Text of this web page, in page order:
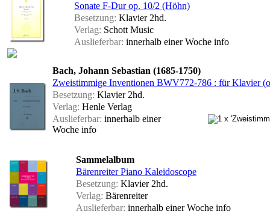
Sonate F-Dur op. 10/2 (Höhn)
Besetzung: Klavier 2hd.
Verlag: Schott Music
Auslieferbar: innerhalb einer Woche info
Bach, Johann Sebastian (1685-1750)
Zweistimmige Inventionen BWV772-786 : für Klavier
Besetzung: Klavier 2hd.
Verlag: Henle Verlag
Auslieferbar: innerhalb einer
Woche info
Sammelalbum
Bärenreiter Piano Kaleidoscope
Besetzung: Klavier 2hd.
Verlag: Bärenreiter
Auslieferbar: innerhalb einer Woche info